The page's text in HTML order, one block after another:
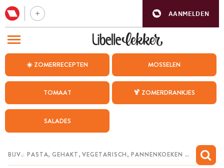
AANMELDEN
☀️ ZOMERRECEPTEN MOSSELEN
TOMAAT 🍹 ZOMERDRANKJES
SALADES
BEZOEK ONZE ANDERE WEBSITES
WEEKMENU
CHAT MET MAIA
MIJN BEWAARDE RECEPTEN